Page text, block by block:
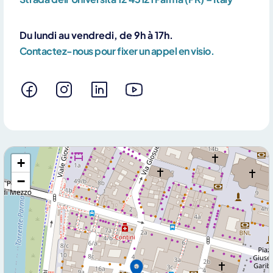
Du lundi au vendredi, de 9h à 17h.
Contactez-nous pour fixer un appel en visio.
+
−